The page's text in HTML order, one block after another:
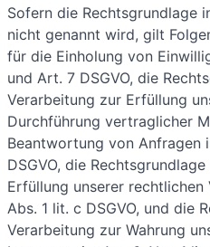
Sofern die Rechtsgrundlage
nicht genannt wird, gilt
für die Einholung von
und Art. 7 DSGVO, die
Verarbeitung zur Erfüllung
Durchführung vertraglicher
Beantwortung von Anfragen
DSGVO, die
Erfüllung unserer
Abs. 1 lit. c DSGVO, und die
Verarbeitung zur Wahrung